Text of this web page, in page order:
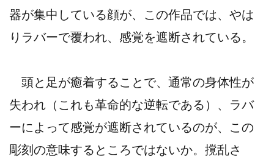
器が集中している顔が、この作品では、やは
りラバーで覆われ、感覚を遮断されている。
頭と足が癒着することで、通常の身体性が
失われ（これも革命的な逆転である）、ラバ
ーによって感覚が遮断されているのが、この
彫刻の意味するところではないか。撹乱さ